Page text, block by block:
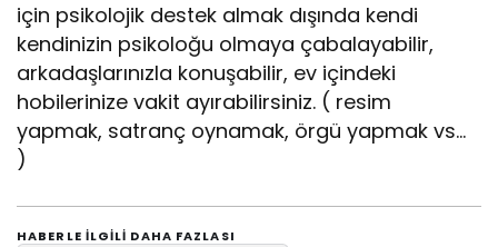
için psikolojik destek almak dışında kendi
kendinizin psikoloğu olmaya çabalayabilir,
arkadaşlarınızla konuşabilir, ev içindeki
hobilerinize vakit ayırabilirsiniz. ( resim
yapmak, satranç oynamak, örgü yapmak vs…
)
HABERLE ILGILI DAHA FAZLASI